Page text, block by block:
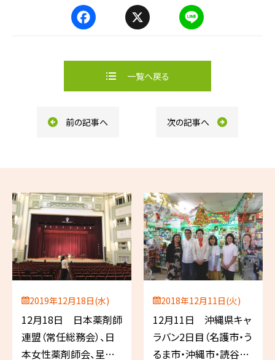
e
o
e
一覧へ戻る
前の記事へ 次の記事へ
2019年12月18日(水)
12月18日 日本薬剤師
連盟（常任総務会）、日
本女性薬剤師会、星薬
2018年12月11日(火)
12月11日 沖縄県キャ
ラバン2日目（名護市・う
るま市・沖縄市・読谷村